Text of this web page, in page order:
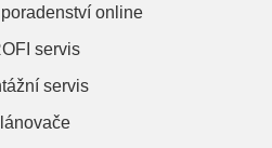
online
servis
servis